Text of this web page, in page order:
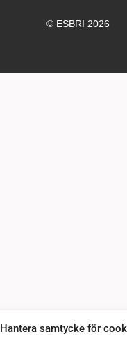
Hantera samtycke för
© ESBRI 2026